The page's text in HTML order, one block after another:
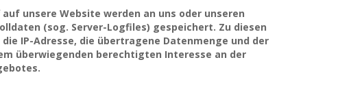
unsere Website werden an uns oder unseren
(sog. Server-Logfiles) gespeichert. Zu diesen
IP-Adresse, die übertragene Datenmenge und der
überwiegenden berechtigten Interesse an der